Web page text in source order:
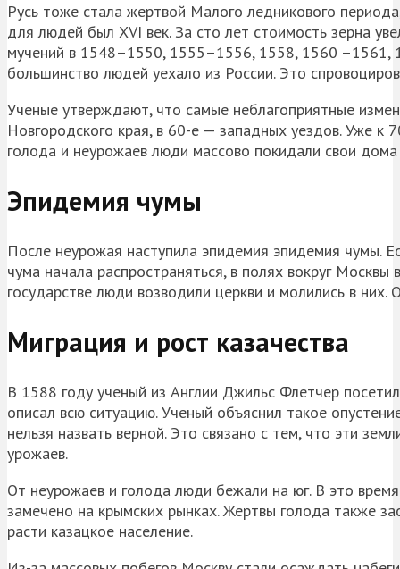
Русь тоже стала жертвой Малого ледникового
для людей был XVI век. За сто лет стоимость зерна
мучений в 1548–1550, 1555–1556, 1558, 1560 –1561,
большинство людей уехало из России. Это
Ученые утверждают, что самые неблагоприятные
Новгородского края, в 60-е — западных уездов. Уже к
голода и неурожаев люди массово покидали свои дома
Эпидемия чумы
После неурожая наступила эпидемия эпидемия чумы.
чума начала распространяться, в полях вокруг
государстве люди возводили церкви и молились в
Миграция и рост казачества
В 1588 году ученый из Англии Джильс Флетчер
описал всю ситуацию. Ученый объяснил такое
нельзя назвать верной. Это связано с тем, что эти
урожаев.
От неурожаев и голода люди бежали на юг. В это
замечено на крымских рынках. Жертвы голода также
расти казацкое население.